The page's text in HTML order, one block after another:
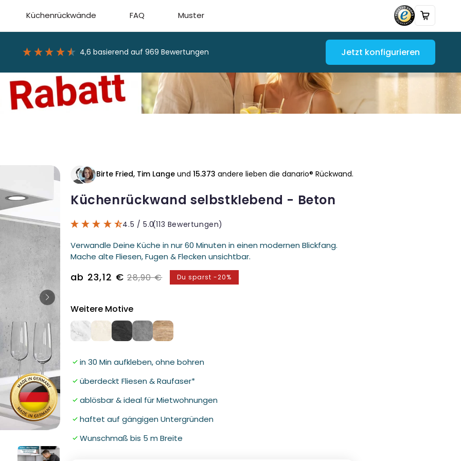
Küchenrückwände FAQ Muster
4,6 basierend auf969 Bewertungen Jetzt konfigurieren
in
Modal
Birte Fried, Tim Langeund 15.373 andere lieben die danario® Rückwand.
Küchenrückwand selbstklebend - Beton
4.5 / 5.0(113 Bewertungen)
Verwandle Deine Küche in nur 60 Minuten in einen modernen Blickfang.
Mache alte Fliesen, Fugen & Flecken unsichtbar.
Verkaufspreis
ab 23,12 € Normaler
28,90 € Du sparst -20%
Weitere Motive
in 30 Min aufkleben, ohne bohren
überdeckt Fliesen & Raufaser*
ablösbar & ideal für Mietwohnungen
haftet auf gängigen Untergründen
Wunschmaß bis 5 m Breite